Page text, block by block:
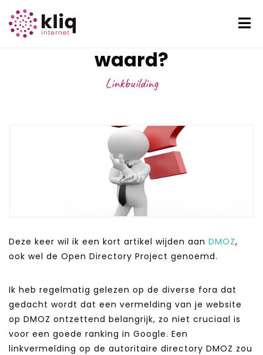
Is een DMOZ link meer
waard?
Linkbuilding
Deze keer wil ik een kort artikel wijden aan DMOZ,
ook wel de Open Directory Project genoemd.
Ik heb regelmatig gelezen op de diverse fora dat
gedacht wordt dat een vermelding van je website
op DMOZ ontzettend belangrijk, zo niet cruciaal is
voor een goede ranking in Google. Een
linkvermelding op de autoritaire directory DMOZ zou